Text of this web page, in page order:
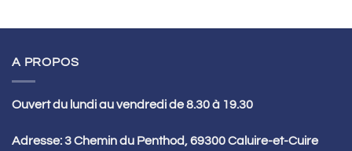
A PROPOS
Ouvert du lundi au vendredi de 8.30 à 19.30
Adresse: 3 Chemin du Penthod, 69300 Caluire-et-Cuire